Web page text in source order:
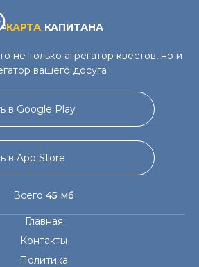
КАРТА КАПИТАНА
не только агрегатор квестов, но и
вашего досуга
в Google Play
в App Store
Всего 45 мб
Главная
Контакты
Политика